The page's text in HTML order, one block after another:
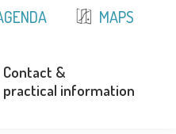
MAPS
Contact &
practical information
Contact &